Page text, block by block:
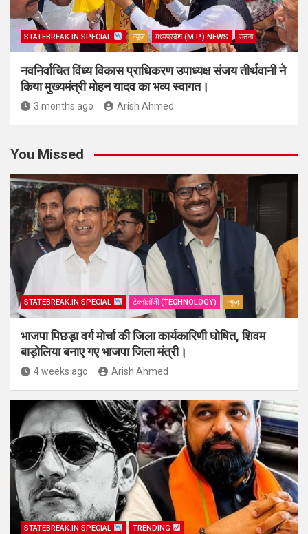
STATEBREAK.IN SPECIAL न्यूज़ मध्यप्रदेश (M.P.) NEWS सतना
नवनिर्वाचित विंध्य विकास प्राधिकरण उपाध्यक्ष संजय तीर्थवानी ने
किया मुख्यमंत्री मोहन यादव का भव्य स्वागत।
3 months ago Arish Ahmed
You Missed
STATEBREAK.IN SPECIAL टेक्नोलॉजी (TECHNOLOGY) न्यूज़
भाजपा पिछड़ा वर्ग मोर्चा की जिला कार्यकारिणी घोषित, शिवम
बाड़ोलिया बनाए गए भाजपा जिला मंत्री।
4 weeks ago Arish Ahmed
STATEBREAK.IN SPECIAL TRENDING